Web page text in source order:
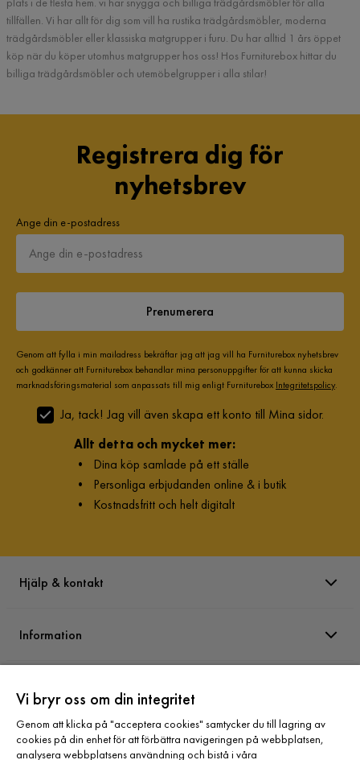
tillfällen. Vi har allt för dig som vill ha rustika trädgårdsmöbler, moderna
trädgårdsmöbler eller klassiska matgrupper i furu. Du har alltid 1 års öppet
köp när du köper utomhus matgrupper hos oss! Hos Furniturebox hittar du
billiga trädgårdsmöbler och utemöbelgrupper i alla stilar!
Registrera dig för
nyhetsbrev
Ange din e-postadress
Prenumerera
Genom att fylla i min mailadress bekräftar jag att jag vill ha Furniturebox nyhetsbrev
och godkänner att Furniturebox behandlar mina personuppgifter för att kunna skicka
marknadsföringsmaterial som anpassats till mig enligt Furniturebox Integritetspolicy.
Ja, tack! Jag vill även skapa ett konto till Mina sidor.
Allt detta och mycket mer:
• Dina köp samlade på ett ställe
• Personliga erbjudanden online & i butik
• Kostnadsfritt och helt digitalt
Hjälp & kontakt
Information
Sortiment
Vi bryr oss om din integritet
Genom att klicka på "acceptera cookies" samtycker du till lagring av
cookies på din enhet för att förbättra navigeringen på webbplatsen,
analysera webbplatsens användning och bistå i våra